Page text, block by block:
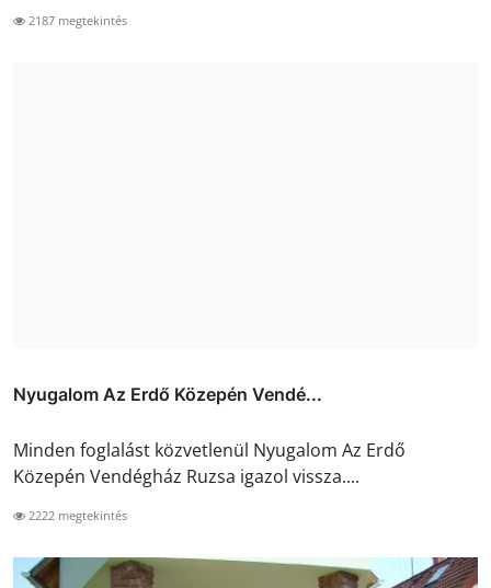
2187 megtekintés
Nyugalom Az Erdő Közepén Vendé...
Minden foglalást közvetlenül Nyugalom Az Erdő
Közepén Vendégház Ruzsa igazol vissza....
2222 megtekintés